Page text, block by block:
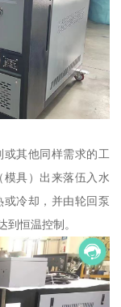
其他同样需求的工
具）出来落伍入水
冷却，并由轮回泵
恒温控制。